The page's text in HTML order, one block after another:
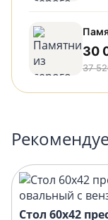
30
37
Стол 60х42